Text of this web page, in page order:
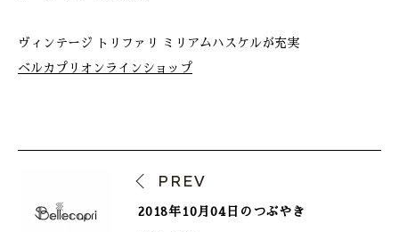
ヴィンテージ トリファリ ミリアムハスケルが充実
ベルカプリオンラインショップ
PREV
2018年10月04日のつぶやき